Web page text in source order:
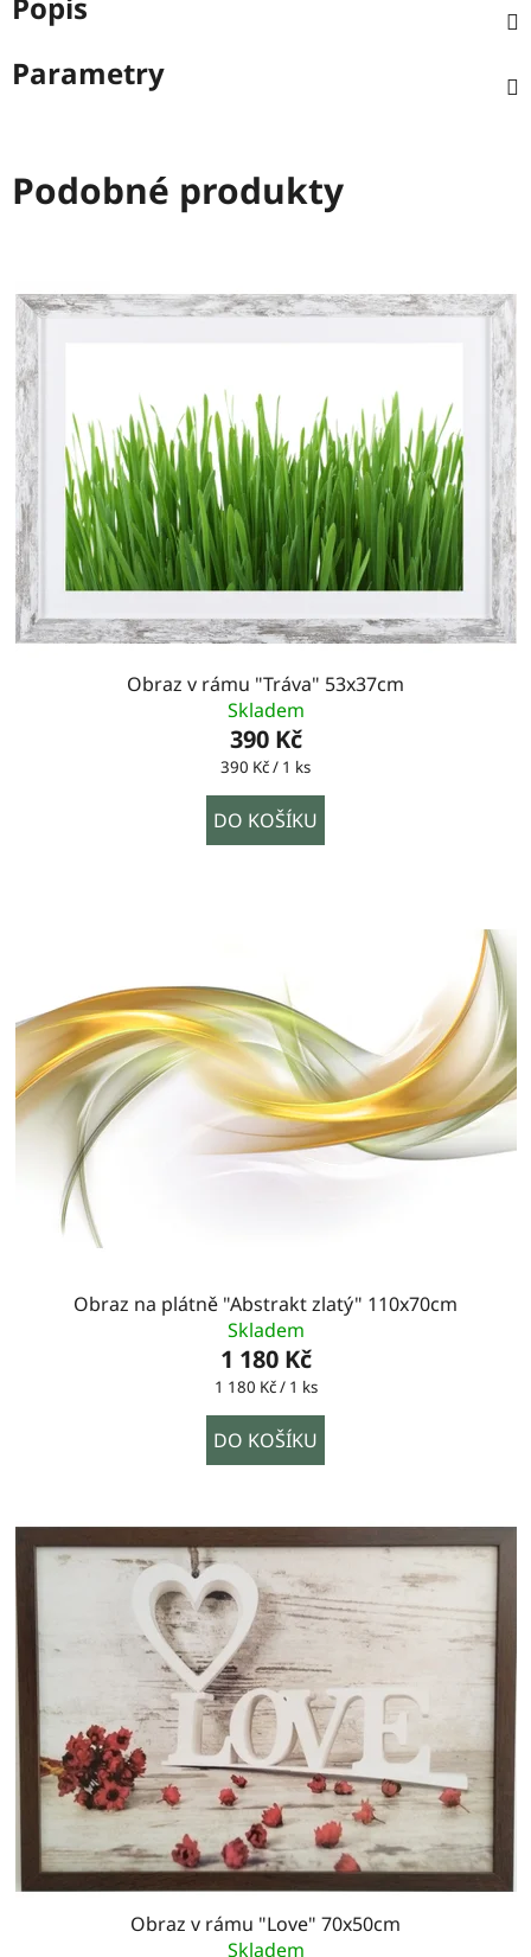
Parametry
Podobné produkty
Obraz v rámu "Tráva" 53x37cm
Skladem
390 Kč
Měrná
390 Kč / 1 ks
DO KOŠÍKU
Obraz na plátně "Abstrakt zlatý" 110x70cm
Skladem
1 180 Kč
Měrná
1 180 Kč / 1 ks
DO KOŠÍKU
Obraz v rámu "Love" 70x50cm
Skladem